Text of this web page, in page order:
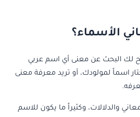
الأسماء؟
لك البحث عن معنى أي اسم عربي
اسماً لمولودك، أو تريد معرفة معنى
والدلالات، وكثيراً ما يكون للاسم